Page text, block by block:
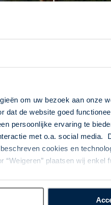
om uw bezoek aan onze
de website goed
persoonlijke ervaring te
met o.a. social media.
cookies en
plaatsen wij enkel
Knight